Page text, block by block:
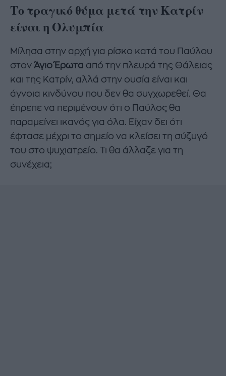
Το τραγικό θύμα μετά την Κατρίν
είναι η Ολυμπία
Μίλησα στην αρχή για ρίσκο κατά του Παύλου
στον Άγιο Έρωτα από την πλευρά της Θάλειας
και της Κατρίν, αλλά στην ουσία είναι και
άγνοια κινδύνου που δεν θα συγχωρεθεί. Θα
έπρεπε να περιμένουν ότι ο Παύλος θα
παραμείνει ικανός για όλα. Είχαν δει ότι
έφτασε μέχρι το σημείο να κλείσει τη σύζυγό
του στο ψυχιατρείο. Τι θα άλλαζε για τη
συνέχεια;